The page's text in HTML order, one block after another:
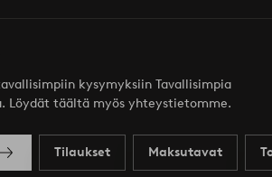
kysymyksiin Tavallisimpia
Löydät täältä myös yhteystietomme.
Tilaukset Maksutavat